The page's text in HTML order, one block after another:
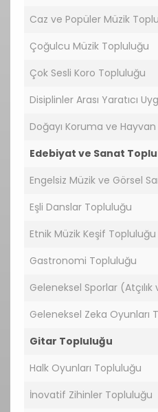
Caz ve Popüler Müzik
Çoğulcu Müzik Topluluğu
Çok Sesli Koro Topluluğu
Disiplinler Arası Yaratıcı
Doğayı Koruma ve
Edebiyat ve Sanat
Engelsiz Müzik ve Görsel
Eşli Danslar Topluluğu
Etnik Müzik Keşif Topluluğu
Gastronomi Topluluğu
Geleneksel Sporlar
Geleneksel Zeka Oyunları
Gitar Topluluğu
Halk Oyunları Topluluğu
İnovatif Zihinler Topluluğu